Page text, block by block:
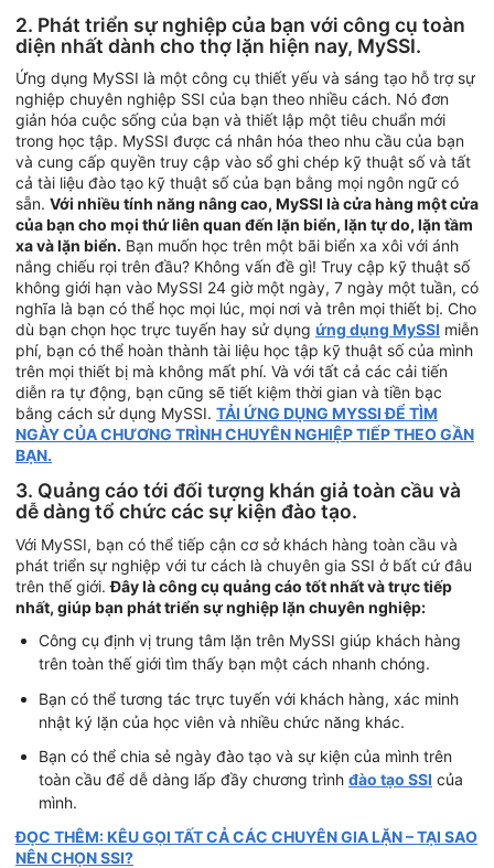
2. Phát triển sự nghiệp của bạn với công cụ toàn
diện nhất dành cho thợ lặn hiện nay, MySSI.
Ứng dụng MySSI là một công cụ thiết yếu và sáng tạo hỗ trợ sự
nghiệp chuyên nghiệp SSI của bạn theo nhiều cách. Nó đơn
giản hóa cuộc sống của bạn và thiết lập một tiêu chuẩn mới
trong học tập. MySSI được cá nhân hóa theo nhu cầu của bạn
và cung cấp quyền truy cập vào sổ ghi chép kỹ thuật số và tất
cả tài liệu đào tạo kỹ thuật số của bạn bằng mọi ngôn ngữ có
sẵn. Với nhiều tính năng nâng cao, MySSI là cửa hàng một cửa
của bạn cho mọi thứ liên quan đến lặn biển, lặn tự do, lặn tầm
xa và lặn biển. Bạn muốn học trên một bãi biển xa xôi với ánh
nắng chiếu rọi trên đầu? Không vấn đề gì! Truy cập kỹ thuật số
không giới hạn vào MySSI 24 giờ một ngày, 7 ngày một tuần, có
nghĩa là bạn có thể học mọi lúc, mọi nơi và trên mọi thiết bị. Cho
dù bạn chọn học trực tuyến hay sử dụng ứng dụng MySSI miễn
phí, bạn có thể hoàn thành tài liệu học tập kỹ thuật số của mình
trên mọi thiết bị mà không mất phí. Và với tất cả các cải tiến
diễn ra tự động, bạn cũng sẽ tiết kiệm thời gian và tiền bạc
bằng cách sử dụng MySSI. TẢI ỨNG DỤNG MYSSI ĐỂ TÌM
NGÀY CỦA CHƯƠNG TRÌNH CHUYÊN NGHIỆP TIẾP THEO GẦN
BẠN.
3. Quảng cáo tới đối tượng khán giả toàn cầu và
dễ dàng tổ chức các sự kiện đào tạo.
Với MySSI, bạn có thể tiếp cận cơ sở khách hàng toàn cầu và
phát triển sự nghiệp với tư cách là chuyên gia SSI ở bất cứ đâu
trên thế giới.Đây là công cụ quảng cáo tốt nhất và trực tiếp
nhất, giúp bạn phát triển sự nghiệp lặn chuyên nghiệp:
Công cụ định vị trung tâm lặn trên MySSI giúp khách hàng
trên toàn thế giới tìm thấy bạn một cách nhanh chóng.
Bạn có thể tương tác trực tuyến với khách hàng, xác minh
nhật ký lặn của học viên và nhiều chức năng khác.
Bạn có thể chia sẻ ngày đào tạo và sự kiện của mình trên
toàn cầu để dễ dàng lấp đầy chương trình đào tạo SSI của
mình.
ĐỌC THÊM: KÊU GỌI TẤT CẢ CÁC CHUYÊN GIA LẶN – TẠI SAO
NÊN CHỌN SSI?